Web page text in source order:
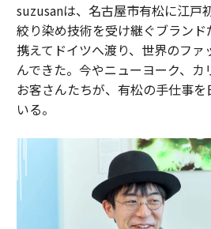
suzusanは、名古屋市有松に江戸
絞り染め技術を受け継ぐブラン
携えてドイツへ渡り、世界のファ
んできた。今やニューヨーク、
お客さんたちが、有松の手仕事
いる。